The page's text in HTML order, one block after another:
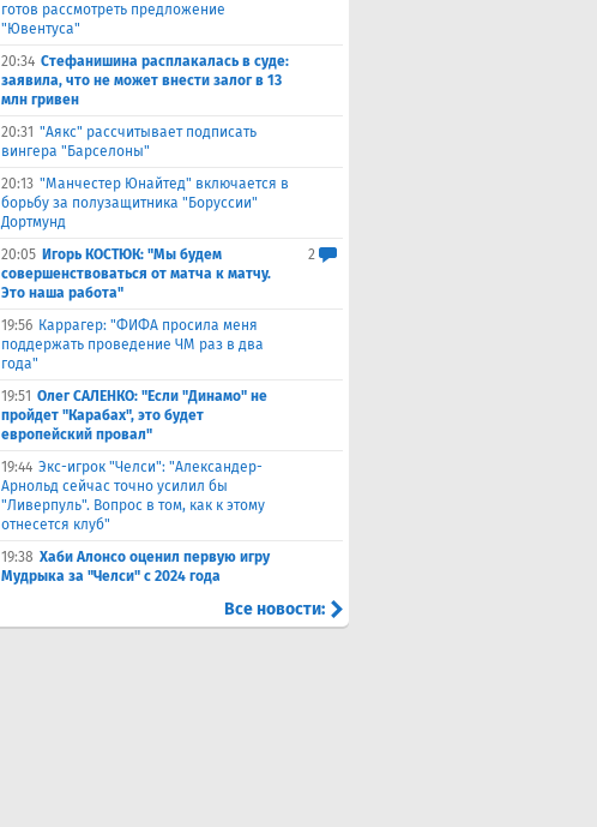
готов рассмотреть предложение
"Ювентуса"
20:34 Стефанишина расплакалась в суде:
заявила, что не может внести залог в 13
млн гривен
20:31 "Аякс" рассчитывает подписать
вингера "Барселоны"
20:13 "Манчестер Юнайтед" включается в
борьбу за полузащитника "Боруссии"
Дортмунд
20:05 Игорь КОСТЮК: "Мы будем
совершенствоваться от матча к матчу.
Это наша работа"
2
19:56 Каррагер: "ФИФА просила меня
поддержать проведение ЧМ раз в два
года"
19:51 Олег САЛЕНКО: "Если "Динамо" не
пройдет "Карабах", это будет
европейский провал"
19:44 Экс-игрок "Челси": "Александер-
Арнольд сейчас точно усилил бы
"Ливерпуль". Вопрос в том, как к этому
отнесется клуб"
19:38 Хаби Алонсо оценил первую игру
Мудрыка за "Челси" с 2024 года
Все новости: